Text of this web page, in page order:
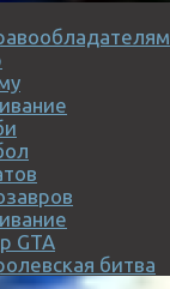
GTA
битва